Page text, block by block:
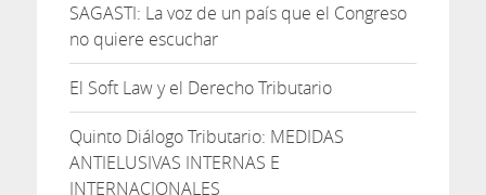
SAGASTI: La voz de un país que el Congreso
no quiere escuchar
El Soft Law y el Derecho Tributario
Quinto Diálogo Tributario: MEDIDAS
ANTIELUSIVAS INTERNAS E
INTERNACIONALES